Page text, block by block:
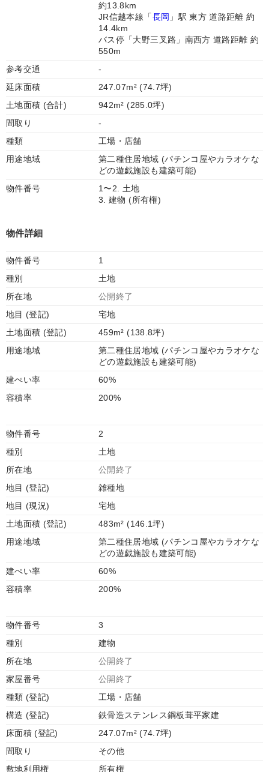
約13.8km
JR信越本線「長岡 」駅 東方 道路距離 約
14.4km
バス停「大野三叉路」南西方 道路距離 約
550m
参考交通
-
延床面積
247.07m² (74.7坪)
土地面積 (合計)
942m² (285.0坪)
間取り
-
種類
工場・店舗
用途地域
第二種住居地域 (パチンコ屋やカラオケな
どの遊戯施設も建築可能)
物件番号
1〜2. 土地
3. 建物 (所有権)
物件詳細
物件番号
1
種別
土地
所在地
公開終了
地目 (登記)
宅地
土地面積 (登記)
459m² (138.8坪)
用途地域
第二種住居地域 (パチンコ屋やカラオケな
どの遊戯施設も建築可能)
建ぺい率
60%
容積率
200%
物件番号
2
種別
土地
所在地
公開終了
地目 (登記)
雑種地
地目 (現況)
宅地
土地面積 (登記)
483m² (146.1坪)
用途地域
第二種住居地域 (パチンコ屋やカラオケな
どの遊戯施設も建築可能)
建ぺい率
60%
容積率
200%
物件番号
3
種別
建物
所在地
公開終了
家屋番号
公開終了
種類 (登記)
工場・店舗
構造 (登記)
鉄骨造ステンレス鋼板葺平家建
床面積 (登記)
247.07m² (74.7坪)
間取り
その他
敷地利用権
所有権